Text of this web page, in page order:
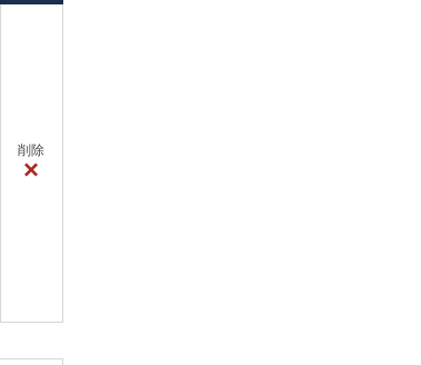
削除
×